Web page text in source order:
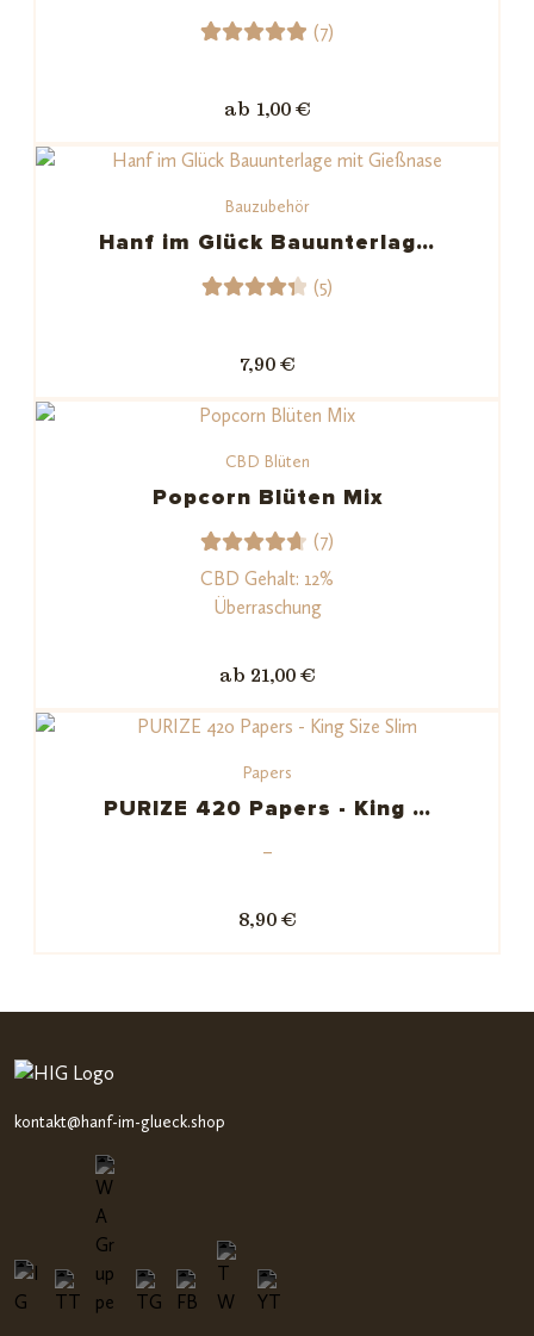
5.00 von
d auf
Kundenb
gen
(7)
ab 1,00 €
Bauzubehör
Hanf im Glück Bauunterlag…
4.40
von 5,
nd auf
Kunden
ungen
(5)
7,90 €
CBD Blüten
Popcorn Blüten Mix
Bewerte
t mit
basiere
nd auf
7
ewertu
ngen
(7)
CBD Gehalt: 12%
Überraschung
ab 21,00 €
Papers
PURIZE 420 Papers - King …
–
8,90 €
kontakt@hanf-im-glueck.shop